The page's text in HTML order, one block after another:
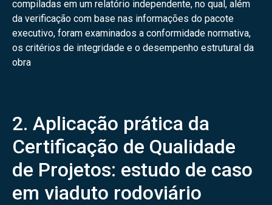
compiladas em um relatório independente, no qual, além
da verificação com base nas informações do pacote
executivo, foram examinados a conformidade normativa,
os critérios de integridade e o desempenho estrutural da
obra
2. Aplicação prática da
Certificação de Qualidade
de Projetos: estudo de caso
em viaduto rodoviário